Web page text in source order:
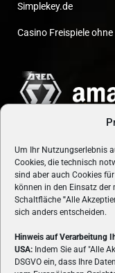
Um Ihr Nutzungserlebnis
Cookies, die technisch
sind aber auch Cookies
können in den Einsatz
Schaltfläche "Alle
sich anders entscheiden.
Hinweis auf Verarbeitung
USA: Indem Sie auf "Alle
DSGVO ein, dass Ihre
Simplekey.de
Casino Freispiele